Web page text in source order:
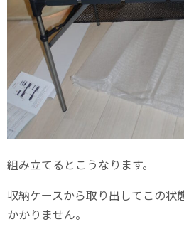
組み立てるとこうなります。
収納ケースから取り出してこの状
かかりません。